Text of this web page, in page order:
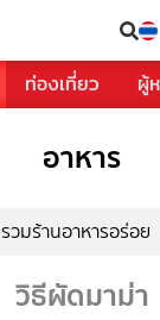
ท่องเที่ยว ผู้
อาหาร
รวมร้านอาหารอร่อย
วิธีผัดมาม่า